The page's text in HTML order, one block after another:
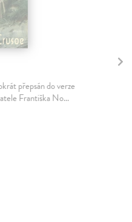
přepsán do verze
Františka No...